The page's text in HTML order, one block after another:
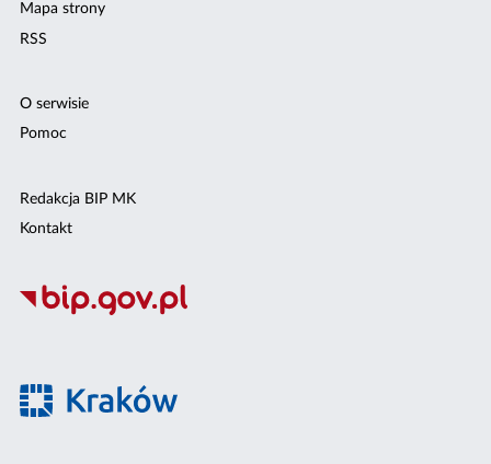
Mapa strony
RSS
O serwisie
Pomoc
Redakcja BIP MK
Kontakt